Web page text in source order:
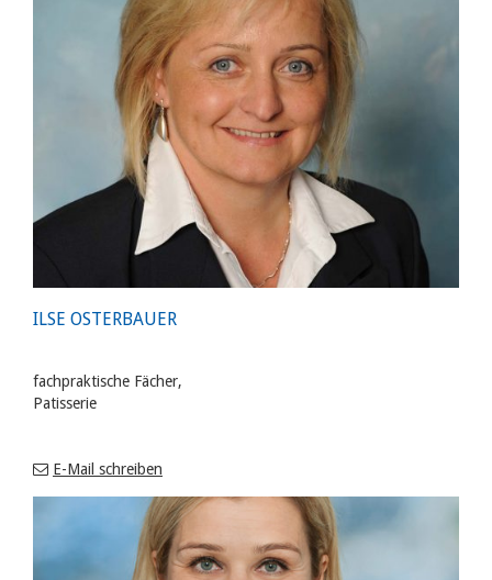
ILSE OSTERBAUER
fachpraktische Fächer,
Patisserie
E-Mail schreiben